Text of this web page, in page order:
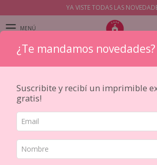
YA VISTE TODAS LAS
MENÚ
No tenemos
búsqueda. Por favor,
filtros.
¿Te mandamos novedades?
Suscribite y recibí un imprimible
gratis!